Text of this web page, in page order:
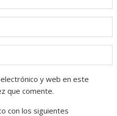
y web en este
que comente.
con los siguientes